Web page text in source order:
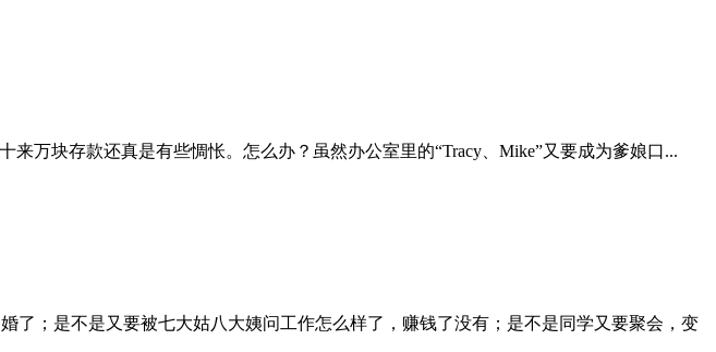
万块存款还真是有些惆怅。怎么办？虽然办公室里的“Tracy、Mike”又要成为爹娘口...
；是不是又要被七大姑八大姨问工作怎么样了，赚钱了没有；是不是同学又要聚会，变